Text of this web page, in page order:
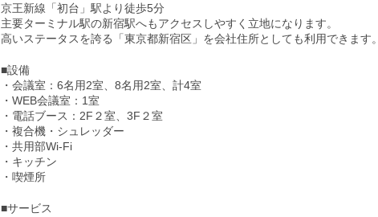
京王新線「初台」駅より徒歩5分
主要ターミナル駅の新宿駅へもアクセスしやすく立地になります。
高いステータスを誇る「東京都新宿区」を会社住所としても利用できます。
■設備
・会議室：6名用2室、8名用2室、計4室
・WEB会議室：1室
・電話ブース：2F２室、3F２室
・複合機・シュレッダー
・共用部Wi-Fi
・キッチン
・喫煙所
■サービス